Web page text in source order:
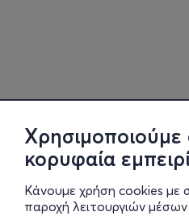
κορυφαία
Κάνουμε χρήση cookies με
παροχή λειτουργιών